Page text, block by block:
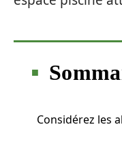
Considérez les